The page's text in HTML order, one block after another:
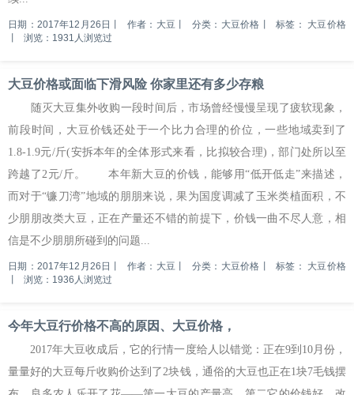
日期：2017年12月26日 作者：大豆 分类：大豆价格 标签： 大豆价格
浏览：1931人浏览过
大豆价格或面临下滑风险 你家里还有多少存粮
随灭大豆集外收购一段时间后，市场曾经慢慢呈现了疲软现象，
前段时间，大豆价钱还处于一个比力合理的价位，一些地域卖到了
1.8-1.9元/斤(安拆本年的全体形式来看，比拟较合理)，部门处所以至
跨越了2元/斤。 本年新大豆的价钱，能够用“低开低走”来描述，
而对于“镰刀湾”地域的朋朋来说，果为国度调减了玉米类植面积，不
少朋朋改类大豆，正在产量还不错的前提下，价钱一曲不尽人意，相
信是不少朋朋所碰到的问题...
日期：2017年12月26日 作者：大豆 分类：大豆价格 标签： 大豆价格
浏览：1936人浏览过
今年大豆行价格不高的原因、大豆价格，
2017年大豆收成后，它的行情一度给人以错觉：正在9到10月份，
量量好的大豆每斤收购价达到了2块钱，通俗的大豆也正在1块7毛钱摆